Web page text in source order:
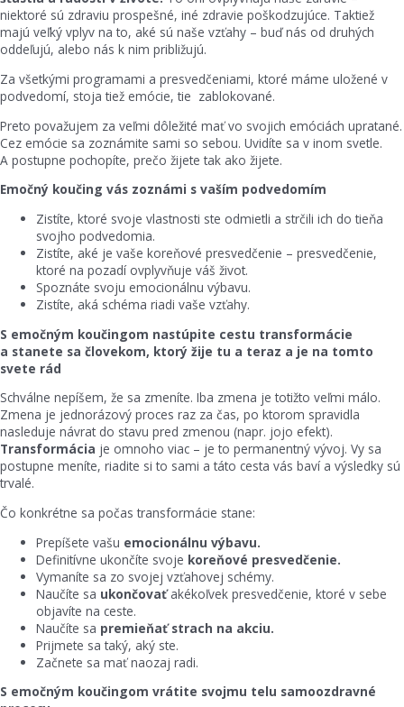
niektoré sú zdraviu prospešné, iné zdravie poškodzujúce. Taktiež
majú veľký vplyv na to, aké sú naše vzťahy – buď nás od druhých
oddeľujú, alebo nás k nim približujú.
Za všetkými programami a presvedčeniami, ktoré máme uložené v
podvedomí, stoja tiež emócie, tie zablokované.
Preto považujem za veľmi dôležité mať vo svojich emóciách upratané.
Cez emócie sa zoznámite sami so sebou. Uvidíte sa v inom svetle.
A postupne pochopíte, prečo žijete tak ako žijete.
Emočný koučing vás zoznámi s vaším podvedomím
Zistíte, ktoré svoje vlastnosti ste odmietli a strčili ich do tieňa
svojho podvedomia.
Zistíte, aké je vaše koreňové presvedčenie – presvedčenie,
ktoré na pozadí ovplyvňuje váš život.
Spoznáte svoju emocionálnu výbavu.
Zistíte, aká schéma riadi vaše vzťahy.
S emočným koučingom nastúpite cestu transformácie
a stanete sa človekom, ktorý žije tu a teraz a je na tomto
svete rád
Schválne nepíšem, že sa zmeníte. Iba zmena je totižto veľmi málo.
Zmena je jednorázový proces raz za čas, po ktorom spravidla
nasleduje návrat do stavu pred zmenou (napr. jojo efekt).
Transformácia je omnoho viac – je to permanentný vývoj. Vy sa
postupne meníte, riadite si to sami a táto cesta vás baví a výsledky sú
trvalé.
Čo konkrétne sa počas transformácie stane:
Prepíšete vašu emocionálnu výbavu.
Definitívne ukončíte svoje koreňové presvedčenie.
Vymaníte sa zo svojej vzťahovej schémy.
Naučíte sa ukončovaťakékoľvek presvedčenie, ktoré v sebe
objavíte na ceste.
Naučíte sa premieňať strach na akciu.
Prijmete sa taký, aký ste.
Začnete sa mať naozaj radi.
S emočným koučingom vrátite svojmu telu samoozdravné